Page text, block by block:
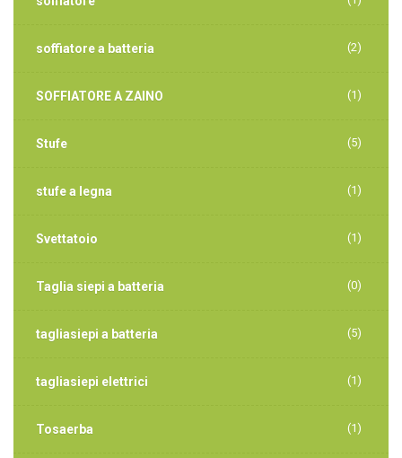
soffiatore a batteria (2)
SOFFIATORE A ZAINO (1)
Stufe (5)
stufe a legna (1)
Svettatoio (1)
Taglia siepi a batteria (0)
tagliasiepi a batteria (5)
tagliasiepi elettrici (1)
Tosaerba (1)